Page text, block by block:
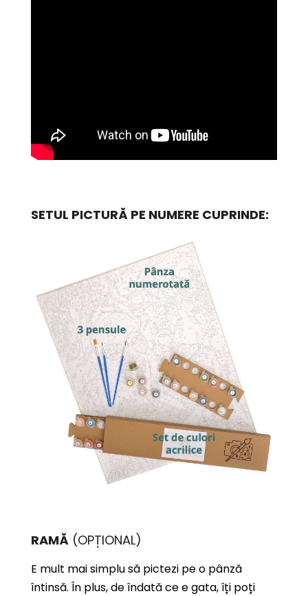
SETUL PICTURĂ PE NUMERE CUPRINDE:
RAMĂ (OPȚIONAL)
E mult mai simplu să pictezi pe o pânză
întinsă. În plus, de îndată ce e gata, îți poți